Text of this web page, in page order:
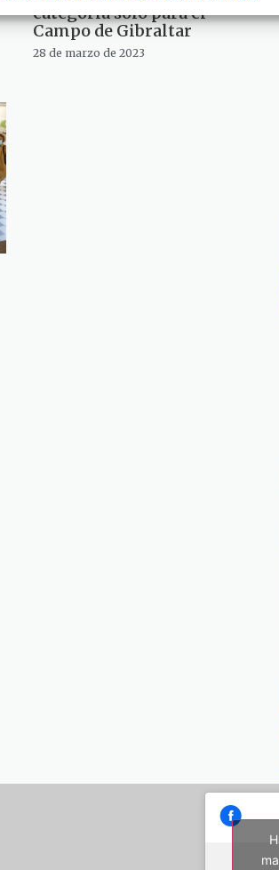
categoría solo para el
Campo de Gibraltar
28 de marzo de 2023